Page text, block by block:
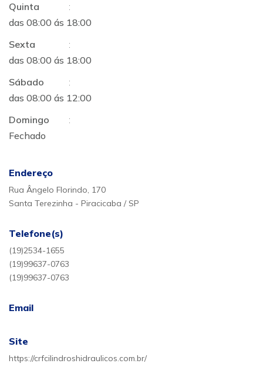
Quinta
:
das 08:00 ás 18:00
Sexta
:
das 08:00 ás 18:00
Sábado
:
das 08:00 ás 12:00
Domingo
:
Fechado
Endereço
Rua Ângelo Florindo, 170
Santa Terezinha - Piracicaba / SP
Telefone(s)
(19)2534-1655
(19)99637-0763
(19)99637-0763
Email
Site
https://crfcilindroshidraulicos.com.br/